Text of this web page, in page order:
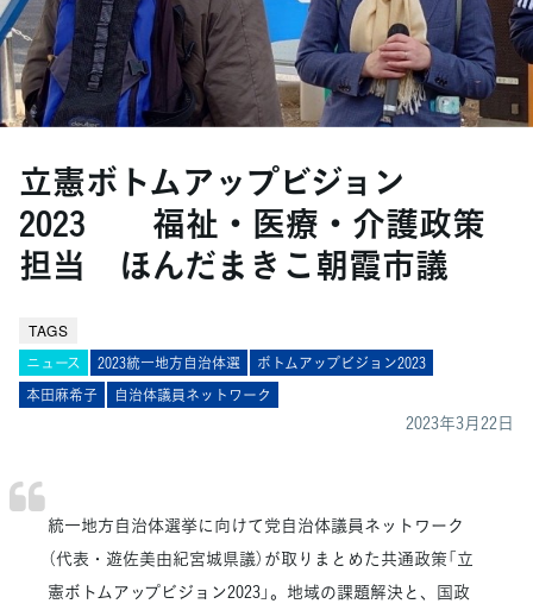
立憲ボトムアップビジョン
2023 福祉・医療・介護政策
担当 ほんだまきこ朝霞市議
TAGS
ニュース 2023統一地方自治体選
ボトムアップビジョン2023
本田麻希子
自治体議員ネットワーク
2023年3月22日
統一地方自治体選挙に向けて党自治体議員ネットワーク
（代表・遊佐美由紀宮城県議）が取りまとめた共通政策「立
憲ボトムアップビジョン2023」。地域の課題解決と、国政